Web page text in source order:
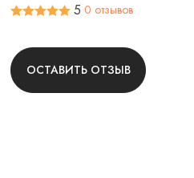
5 0 отзывов
ОСТАВИТЬ ОТЗЫВ